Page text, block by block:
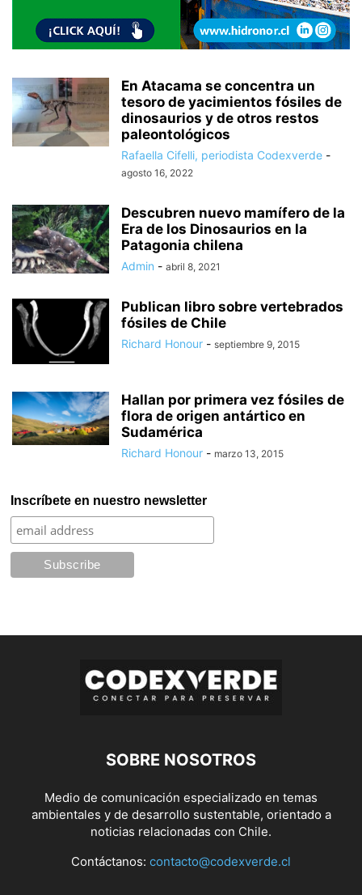
En Atacama se concentra un
tesoro de yacimientos fósiles de
dinosaurios y de otros restos
paleontológicos
Rafaella Cifelli, periodista Codexverde -
agosto 16, 2022
Descubren nuevo mamífero de la
Era de los Dinosaurios en la
Patagonia chilena
Admin - abril 8, 2021
Publican libro sobre vertebrados
fósiles de Chile
Richard Honour - septiembre 9, 2015
Hallan por primera vez fósiles de
flora de origen antártico en
Sudamérica
Richard Honour - marzo 13, 2015
Inscríbete en nuestro newsletter
SOBRE NOSOTROS
Medio de comunicación especializado en temas
ambientales y de desarrollo sustentable, orientado a
noticias relacionadas con Chile.
Contáctanos: contacto@codexverde.cl